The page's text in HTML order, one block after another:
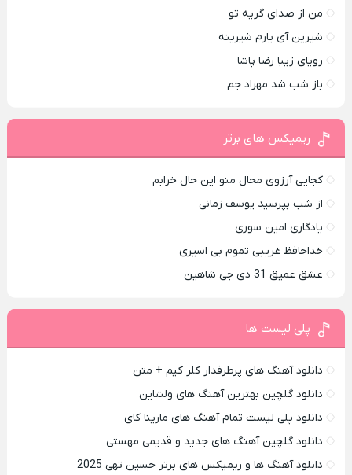
من از صدای گريه تو
شیرین آی یارم شیرینه
رویای زیبا رضا پاشا
باز شب شد مهراد جم
ریمیکس های برتر
کجایی آرزوی محال منو این حال خرابم
از شب بپرسید یوسف زمانی
یادگاری امین سوری
خداحافظ غریبی تموم بی اسیری
عشق عمیق 31 دی جی شاهین
پلی لیست ها
دانلود آهنگ های پرطرفدار کلر کیم + متن
دانلود گلچین بهترین آهنگ های ولنتاین
دانلود پلی لیست تمام آهنگ های مارینا کای
دانلود گلچین آهنگ های جدید و قدیمی مهستی
دانلود آهنگ ها و ریمیکس های برتر حسین تهی 2025